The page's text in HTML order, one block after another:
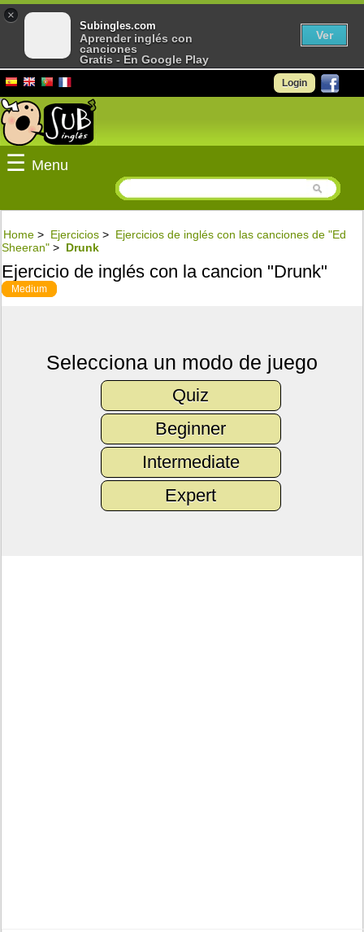
Login
☰ Menu
Home > Ejercicios > Ejercicios de inglés con las canciones de "Ed
Sheeran" > Drunk
Ejercicio de inglés con la cancion "Drunk"
Medium
Selecciona un modo de juego
Quiz
Beginner
Intermediate
Expert
×
Subingles.com
Aprender inglés con
canciones
Gratis - En Google Play
Ver